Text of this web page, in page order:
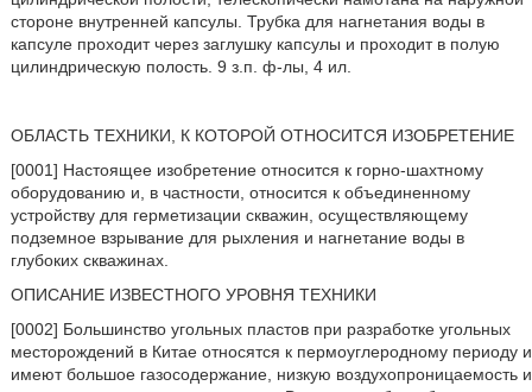
стороне внутренней капсулы. Трубка для нагнетания воды в
капсуле проходит через заглушку капсулы и проходит в полую
цилиндрическую полость. 9 з.п. ф-лы, 4 ил.
ОБЛАСТЬ ТЕХНИКИ, К КОТОРОЙ ОТНОСИТСЯ ИЗОБРЕТЕНИЕ
[0001] Настоящее изобретение относится к горно-шахтному
оборудованию и, в частности, относится к объединенному
устройству для герметизации скважин, осуществляющему
подземное взрывание для рыхления и нагнетание воды в
глубоких скважинах.
ОПИСАНИЕ ИЗВЕСТНОГО УРОВНЯ ТЕХНИКИ
[0002] Большинство угольных пластов при разработке угольных
месторождений в Китае относятся к пермоуглеродному периоду и
имеют большое газосодержание, низкую воздухопроницаемость и